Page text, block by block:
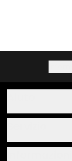
Chi siamo